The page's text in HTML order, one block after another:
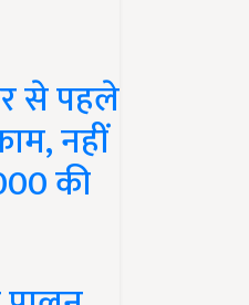
से पहले
नहीं
की